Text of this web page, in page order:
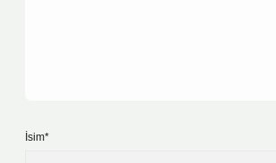
İsim*